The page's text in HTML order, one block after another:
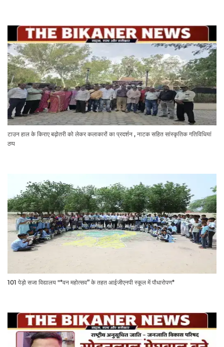
टाउन हाल के किराए बढ़ोतरी को लेकर कलाकारों का प्रदर्शन , नाटक सहित सांस्कृतिक गतिविधियां
ठप्प
101 पेड़ो सजा विद्यालय "*वन महोत्सव” के तहत आईजीएनपी स्कूल में पौधारोपण*